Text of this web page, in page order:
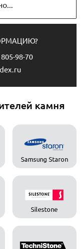
98-70
камня
Samsung Staron
Silestone